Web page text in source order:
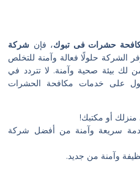
حشرات فى تبوك، فإن شركة
الشركة حلولًا فعالة وآمنة للتخلص
لك بيئة صحية وآمنة. لا تتردد في
على خدمات مكافحة الحشرات
أو مكتبك!
سريعة وآمنة من أفضل شركة
وآمنة من جديد.